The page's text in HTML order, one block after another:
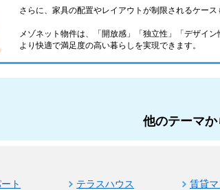
さらに、家具の配置やレイアウトが制限されるケー
メゾネット物件は、「開放感」「独立性」「デザイ
より快適で満足度の高い暮らしを実現できます。
他のテーマか
ト テラスハウス 賃貸